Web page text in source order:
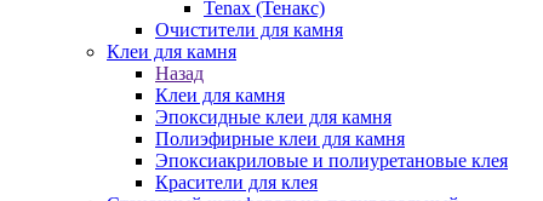
Tenax (Тенакс)
Очистители для камня
Клеи для камня
Назад
Клеи для камня
Эпоксидные клеи для камня
Полиэфирные клеи для камня
Эпоксиакриловые и полиуретановые клея
Красители для клея